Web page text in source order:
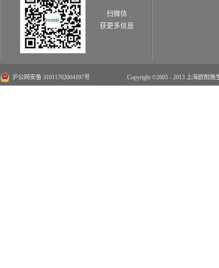
扫微信
获更多信息
沪公网安备 31011702004197号 Copyright ©2005 - 2013 上海欧耐施